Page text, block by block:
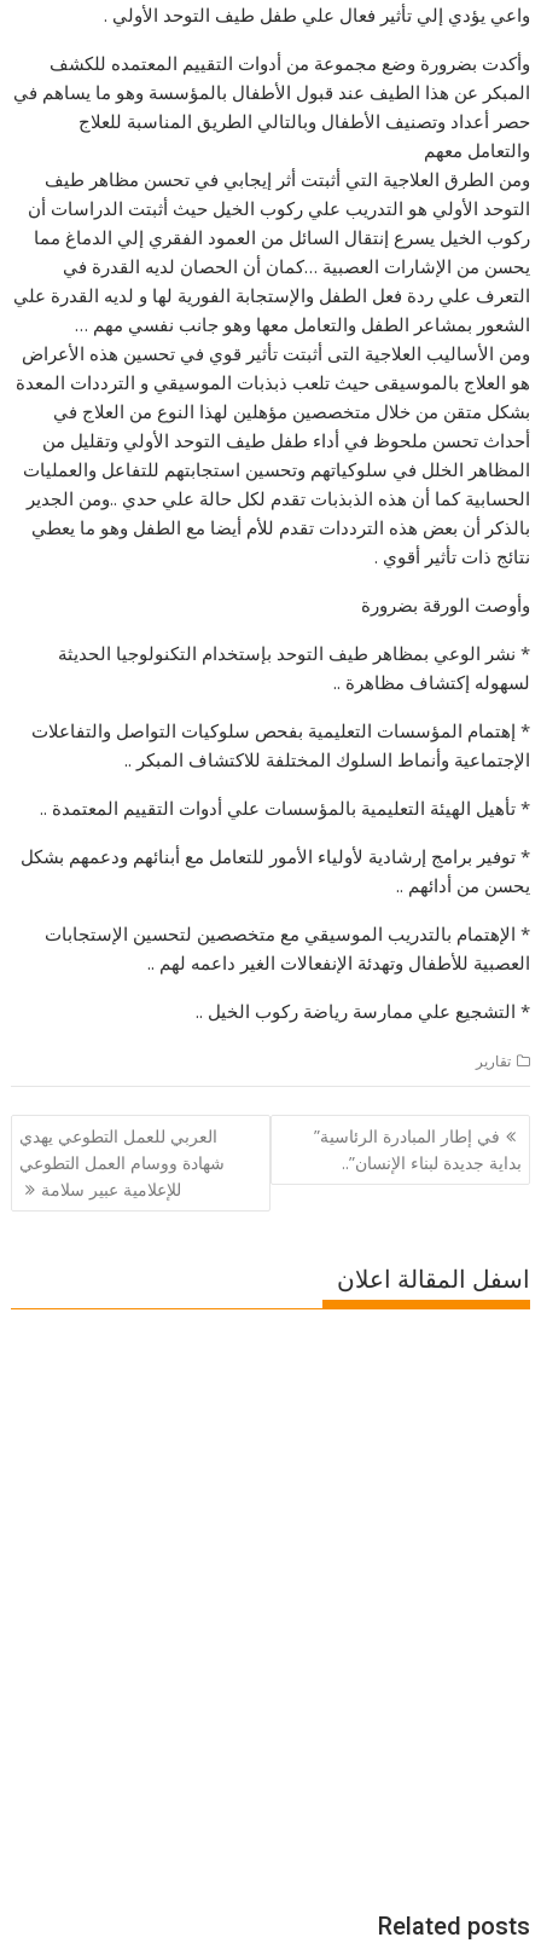
واعي يؤدي إلي تأثير فعال علي طفل طيف التوحد الأولي .
وأكدت بضرورة وضع مجموعة من أدوات التقييم المعتمده للكشف
المبكر عن هذا الطيف عند قبول الأطفال بالمؤسسة وهو ما يساهم في
حصر أعداد وتصنيف الأطفال وبالتالي الطريق المناسبة للعلاج
والتعامل معهم
ومن الطرق العلاجية التي أثبتت أثر إيجابي في تحسن مظاهر طيف
التوحد الأولي هو التدريب علي ركوب الخيل حيث أثبتت الدراسات أن
ركوب الخيل يسرع إنتقال السائل من العمود الفقري إلي الدماغ مما
يحسن من الإشارات العصبية …كمان أن الحصان لديه القدرة في
التعرف علي ردة فعل الطفل والإستجابة الفورية لها و لديه القدرة علي
الشعور بمشاعر الطفل والتعامل معها وهو جانب نفسي مهم …
ومن الأساليب العلاجية التى أثبتت تأثير قوي في تحسين هذه الأعراض
هو العلاج بالموسيقى حيث تلعب ذبذبات الموسيقي و الترددات المعدة
بشكل متقن من خلال متخصصين مؤهلين لهذا النوع من العلاج في
أحداث تحسن ملحوظ في أداء طفل طيف التوحد الأولي وتقليل من
المظاهر الخلل في سلوكياتهم وتحسين استجابتهم للتفاعل والعمليات
الحسابية كما أن هذه الذبذبات تقدم لكل حالة علي حدي ..ومن الجدير
بالذكر أن بعض هذه الترددات تقدم للأم أيضا مع الطفل وهو ما يعطي
نتائج ذات تأثير أقوي .
وأوصت الورقة بضرورة
* نشر الوعي بمظاهر طيف التوحد بإستخدام التكنولوجيا الحديثة
لسهوله إكتشاف مظاهرة ..
* إهتمام المؤسسات التعليمية بفحص سلوكيات التواصل والتفاعلات
الإجتماعية وأنماط السلوك المختلفة للاكتشاف المبكر ..
* تأهيل الهيئة التعليمية بالمؤسسات علي أدوات التقييم المعتمدة ..
* توفير برامج إرشادية لأولياء الأمور للتعامل مع أبنائهم ودعمهم بشكل
يحسن من أدائهم ..
* الإهتمام بالتدريب الموسيقي مع متخصصين لتحسين الإستجابات
العصبية للأطفال وتهدئة الإنفعالات الغير داعمه لهم ..
* التشجيع علي ممارسة رياضة ركوب الخيل ..
تقارير
تصفّح
المقالات
في إطار المبادرة الرئاسية”
بداية جديدة لبناء الإنسان”..
العربي للعمل التطوعي يهدي
شهادة ووسام العمل التطوعي
للإعلامية عبير سلامة
اسفل المقالة اعلان
Related posts